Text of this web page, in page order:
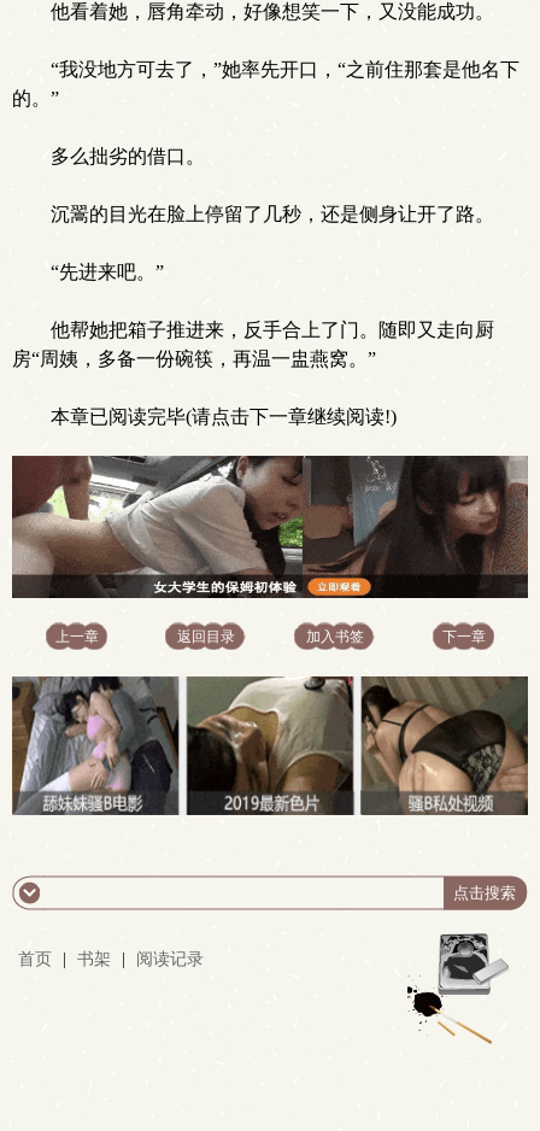
他看着她，唇角牵动，好像想笑一下，又没能成功。
“我没地方可去了，”她率先开口，“之前住那套是他名下
的。”
多么拙劣的借口。
沉翯的目光在脸上停留了几秒，还是侧身让开了路。
“先进来吧。”
他帮她把箱子推进来，反手合上了门。随即又走向厨
房“周姨，多备一份碗筷，再温一盅燕窝。”
本章已阅读完毕(请点击下一章继续阅读!)
上一章 返回目录 加入书签 下一章
首页 书架 阅读记录